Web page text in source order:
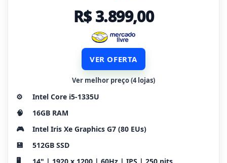
R$ 3.899,00
VER OFERTA
Ver melhor preço (4 lojas)
⚙️
Intel Core i5-1335U
🧠
16GB RAM
🎮
Intel Iris Xe Graphics G7 (80 EUs)
💾
512GB SSD